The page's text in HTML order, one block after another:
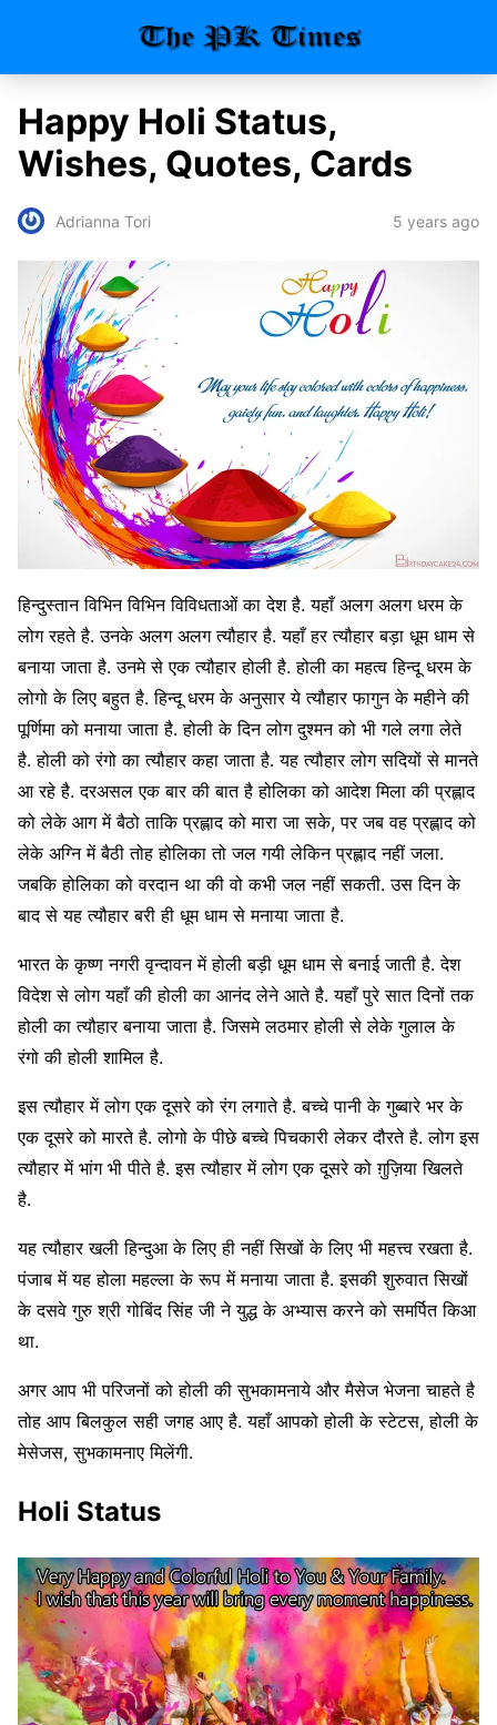
Happy Holi Status,
Wishes, Quotes, Cards
Adrianna Tori 5 years ago
हिन्दुस्तान विभिन विभिन विविधताओं का देश है. यहाँ अलग अलग धरम के
लोग रहते है. उनके अलग अलग त्यौहार है. यहाँ हर त्यौहार बड़ा धूम धाम से
बनाया जाता है. उनमे से एक त्यौहार होली है. होली का महत्व हिन्दू धरम के
लोगो के लिए बहुत है. हिन्दू धरम के अनुसार ये त्यौहार फागुन के महीने की
पूर्णिमा को मनाया जाता है. होली के दिन लोग दुश्मन को भी गले लगा लेते
है. होली को रंगो का त्यौहार कहा जाता है. यह त्यौहार लोग सदियों से मानते
आ रहे है. दरअसल एक बार की बात है होलिका को आदेश मिला की प्रह्लाद
को लेके आग में बैठो ताकि प्रह्लाद को मारा जा सके, पर जब वह प्रह्लाद को
लेके अग्नि में बैठी तोह होलिका तो जल गयी लेकिन प्रह्लाद नहीं जला.
जबकि होलिका को वरदान था की वो कभी जल नहीं सकती. उस दिन के
बाद से यह त्यौहार बरी ही धूम धाम से मनाया जाता है.
भारत के कृष्ण नगरी वृन्दावन में होली बड़ी धूम धाम से बनाई जाती है. देश
विदेश से लोग यहाँ की होली का आनंद लेने आते है. यहाँ पुरे सात दिनों तक
होली का त्यौहार बनाया जाता है. जिसमे लठमार होली से लेके गुलाल के
रंगो की होली शामिल है.
इस त्यौहार में लोग एक दूसरे को रंग लगाते है. बच्चे पानी के गुब्बारे भर के
एक दूसरे को मारते है. लोगो के पीछे बच्चे पिचकारी लेकर दौरते है. लोग इस
त्यौहार में भांग भी पीते है. इस त्यौहार में लोग एक दूसरे को ग़ुज़िया खिलते
है.
यह त्यौहार खली हिन्दुआ के लिए ही नहीं सिखों के लिए भी महत्त्व रखता है.
पंजाब में यह होला महल्ला के रूप में मनाया जाता है. इसकी शुरुवात सिखों
के दसवे गुरु श्री गोबिंद सिंह जी ने युद्ध के अभ्यास करने को समर्पित किआ
था.
अगर आप भी परिजनों को होली की सुभकामनाये और मैसेज भेजना चाहते है
तोह आप बिलकुल सही जगह आए है. यहाँ आपको होली के स्टेटस, होली के
मेसेजस, सुभकामनाए मिलेंगी.
Holi Status